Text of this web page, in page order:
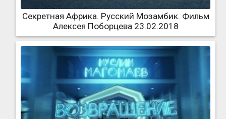
Секретная Африка. Русский Мозамбик. Фильм
Алексея Поборцева 23.02.2018